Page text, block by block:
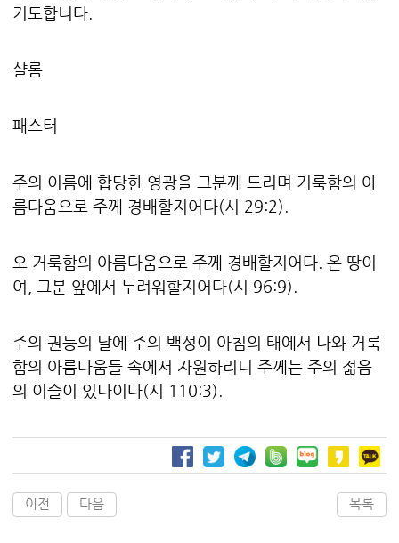
기도합니다.
샬롬
패스터
주의 이름에 합당한 영광을 그분께 드리며 거룩함의 아
름다움으로 주께 경배할지어다(시 29:2).
오 거룩함의 아름다움으로 주께 경배할지어다. 온 땅이
여, 그분 앞에서 두려워할지어다(시 96:9).
주의 권능의 날에 주의 백성이 아침의 태에서 나와 거룩
함의 아름다움들 속에서 자원하리니 주께는 주의 젊음
의 이슬이 있나이다(시 110:3).
이전 다음 목록